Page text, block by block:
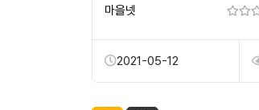
마을넷
2021-05-12